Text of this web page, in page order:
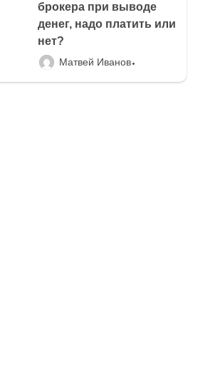
брокера при выводе
денег, надо платить или
нет?
Матвей Иванов